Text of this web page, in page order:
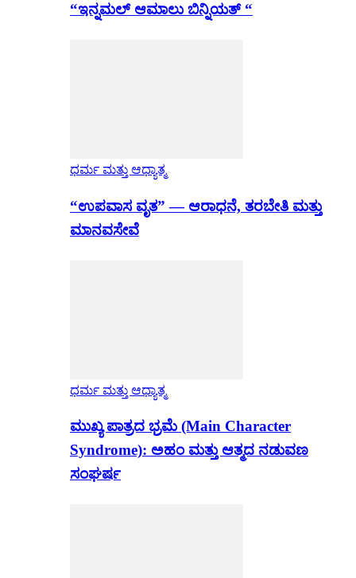
“ಇನ್ನಮಲ್ ಆಮಾಲು ಬಿನ್ನಿಯತ್ “
ಧರ್ಮ ಮತ್ತು ಆಧ್ಯಾತ್ಮ
“ಉಪವಾಸ ವೃತ” — ಆರಾಧನೆ, ತರಬೇತಿ ಮತ್ತು
ಮಾನವಸೇವೆ
ಧರ್ಮ ಮತ್ತು ಆಧ್ಯಾತ್ಮ
ಮುಖ್ಯ ಪಾತ್ರದ ಭ್ರಮೆ (Main Character
Syndrome): ಅಹಂ ಮತ್ತು ಆತ್ಮದ ನಡುವಣ
ಸಂಘರ್ಷ